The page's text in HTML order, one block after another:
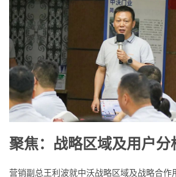
聚焦：战略区域及用户分
营销副总王利波就中沃战略区域及战略合作